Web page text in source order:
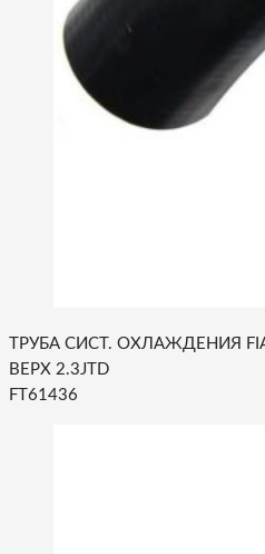
ТРУБА СИСТ. ОХЛАЖДЕНИЯ
ВЕРХ 2.3JTD
FT61436